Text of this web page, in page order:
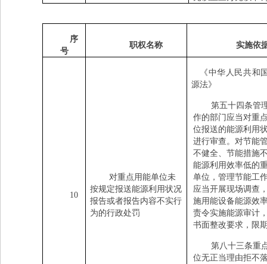
序
号
职权名称 实施依
10
对重点用能单位未
按规定报送能源利用状况
报告或者报告内容不实行
为的行政处罚
《中华人民共和
源法》
第五十四条管
作的部门应当对重
位报送的能源利用
进行审查。对节能
不健全、节能措施
能源利用效率低的
单位，管理节能工
应当开展现场调查
施用能设备能源效
责令实施能源审计
书面整改要求，限
第八十三条重
位无正当理由拒不